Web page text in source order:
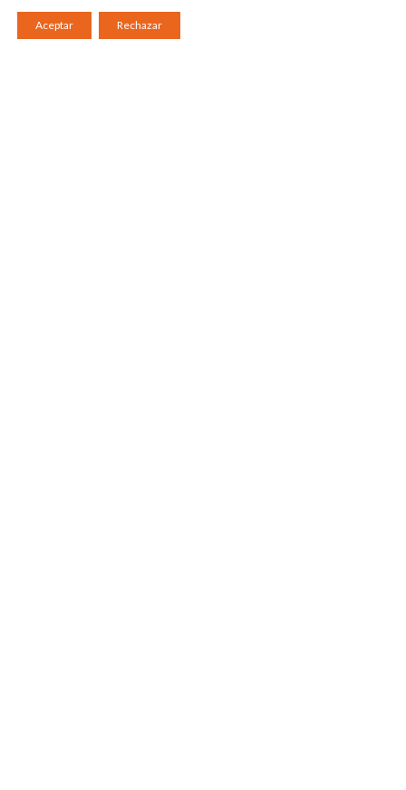
Aceptar Rechazar